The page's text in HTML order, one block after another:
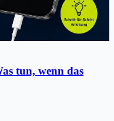
tun, wenn das